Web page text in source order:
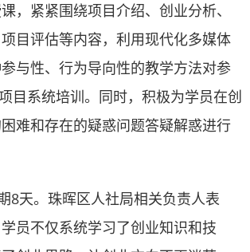
，紧紧围绕项目介绍、创业分析、
目评估等内容，利用现代化多媒体
与性、行为导向性的教学方法对参
目系统培训。同时，积极为学员在创
难和存在的疑惑问题答疑解惑进行
天。珠晖区人社局相关负责人表
员不仅系统学习了创业知识和技